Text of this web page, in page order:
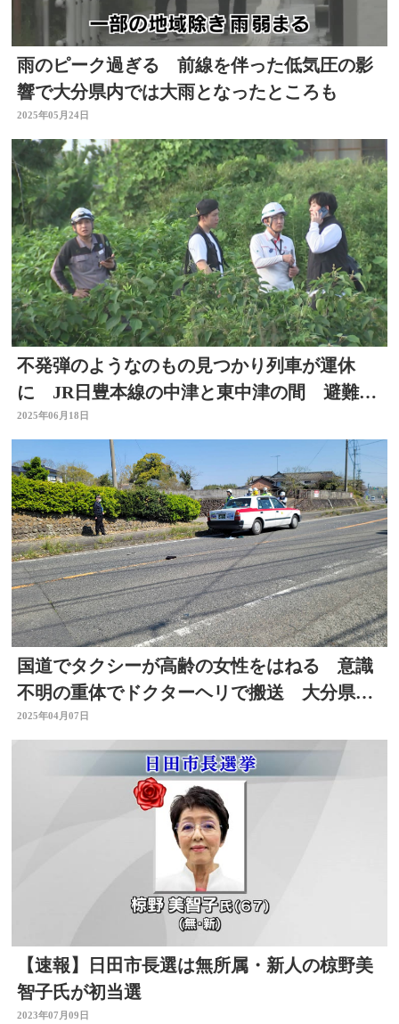
雨のピーク過ぎる 前線を伴った低気圧の影
響で大分県内では大雨となったところも
2025年05月24日
不発弾のようなのもの見つかり列車が運休
に JR日豊本線の中津と東中津の間 避難所
も開設 大分
2025年06月18日
国道でタクシーが高齢の女性をはねる 意識
不明の重体でドクターヘリで搬送 大分県宇
佐市
2025年04月07日
【速報】日田市長選は無所属・新人の椋野美
智子氏が初当選
2023年07月09日